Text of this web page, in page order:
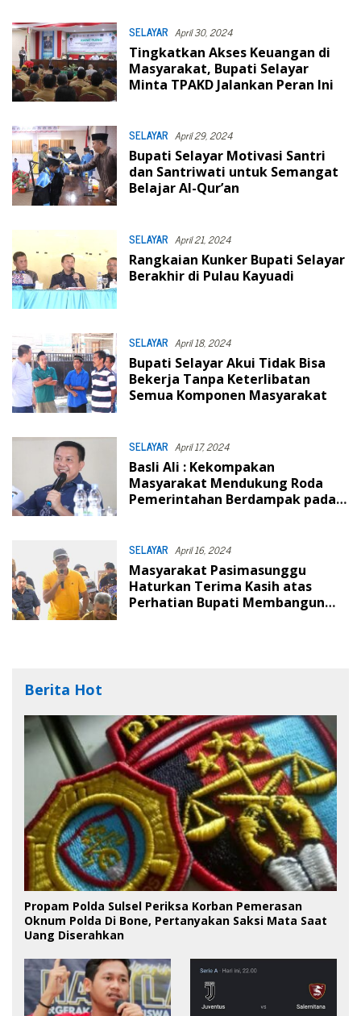
SELAYAR April 30, 2024
Tingkatkan Akses Keuangan di
Masyarakat, Bupati Selayar
Minta TPAKD Jalankan Peran Ini
SELAYAR April 29, 2024
Bupati Selayar Motivasi Santri
dan Santriwati untuk Semangat
Belajar Al-Qur’an
SELAYAR April 21, 2024
Rangkaian Kunker Bupati Selayar
Berakhir di Pulau Kayuadi
SELAYAR April 18, 2024
Bupati Selayar Akui Tidak Bisa
Bekerja Tanpa Keterlibatan
Semua Komponen Masyarakat
SELAYAR April 17, 2024
Basli Ali : Kekompakan
Masyarakat Mendukung Roda
Pemerintahan Berdampak pada
SELAYAR April 16, 2024
Masyarakat Pasimasunggu
Haturkan Terima Kasih atas
Perhatian Bupati Membangun
Berita Hot
Propam Polda Sulsel Periksa Korban Pemerasan
Oknum Polda Di Bone, Pertanyakan Saksi Mata Saat
Uang Diserahkan